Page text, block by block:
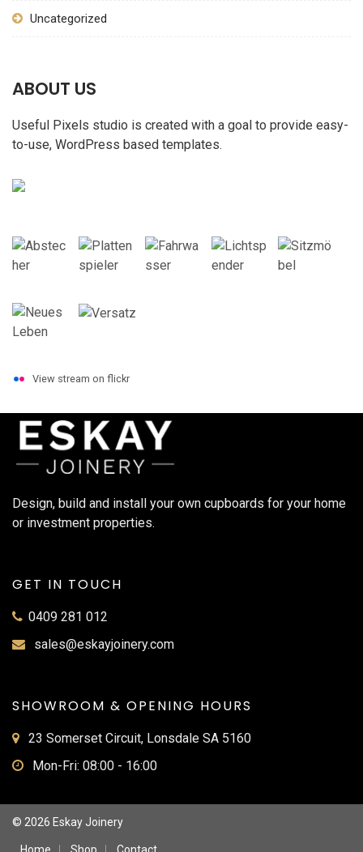
Uncategorized
ABOUT US
Useful Pixels studio is created with a goal to provide easy-
to-use, WordPress based templates.
View stream on flickr
Design, build and install your own cupboards for your home
or investment properties.
GET IN TOUCH
0409 281 012
sales@eskayjoinery.com
SHOWROOM & OPENING HOURS
23 Somerset Circuit, Lonsdale SA 5160
Mon-Fri: 08:00 - 16:00
© 2026 Eskay Joinery